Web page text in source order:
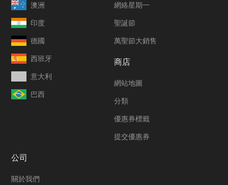
澳洲
印度
德國
西班牙
意大利
巴西
網絡星期一
聖誕節
萬聖節大銷售
商店
網站地圖
分類
優惠券標籤
提交優惠券
公司
關於我們